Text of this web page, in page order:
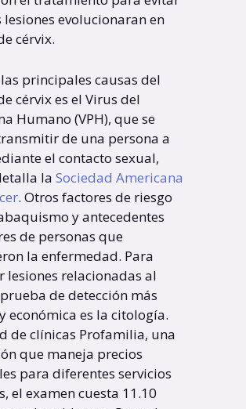
lesiones evolucionaran en
cérvix.
principales causas del
cérvix es el Virus del
Humano (VPH), que se
de una persona a
el contacto sexual,
laSociedad Americana
. Otros factores de riesgo
y antecedentes
de personas que
la enfermedad. Para
lesiones relacionadas al
de detección más
económica es la citología.
de clínicas Profamilia, una
que maneja precios
para diferentes servicios
el examen cuesta 11.10